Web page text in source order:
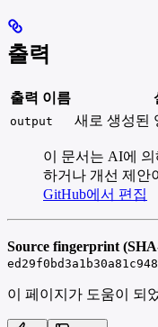
출력
출력 이름
output 새로 생성된
이 문서는 AI에
하거나 개선 제안
GitHub에서 편집
Source fingerprint
이 페이지가 도움이 되